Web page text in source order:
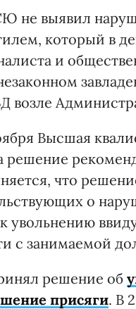
не выявил
который в
и
возле
Высшая
решение
что
о
увольнению
с занимаемой
решение об
присяги. В